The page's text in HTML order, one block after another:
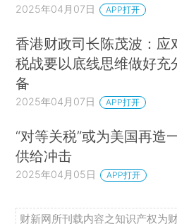
2025年04月07日 APP打开
香港财政司长陈茂波：应
税战要以底线思维做好充
备
2025年04月07日 APP打开
“对等关税”或为美国再造
供给冲击
2025年04月05日 APP打开
财新网所刊载内容之知识产权为